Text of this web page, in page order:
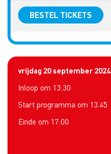
BESTEL TICKETS
vrijdag 20 september 2024
Inloop om 13:30
Start programma om 13.45
Einde om 17:00